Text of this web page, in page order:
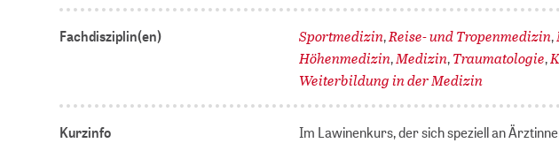
Fachdisziplin(en) Sportmedizin,Reise- und Tropenmedizin,
Höhenmedizin,Medizin,Traumatologie,
Weiterbildung in der Medizin
Kurzinfo
Im Lawinenkurs, der sich speziell an